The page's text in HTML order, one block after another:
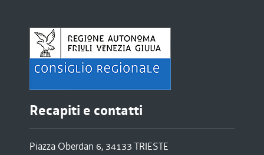
Recapiti e contatti
Piazza Oberdan 6, 34133 TRIESTE